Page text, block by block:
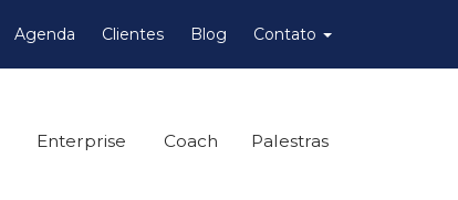
Agenda Clientes Blog Contato
Enterprise Coach Palestras